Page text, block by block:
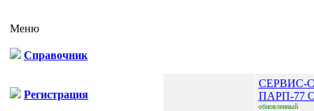
Меню
Справочник
Регистрация
СЕРВИС-
ПАРП-77
обновленный